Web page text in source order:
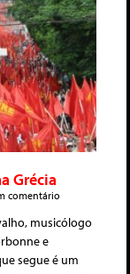
Grécia
comentário
musicólogo
e
segue é um